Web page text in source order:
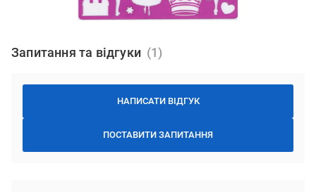
Запитання та відгуки
НАПИСАТИ ВІДГУК
ПОСТАВИТИ ЗАПИТАННЯ